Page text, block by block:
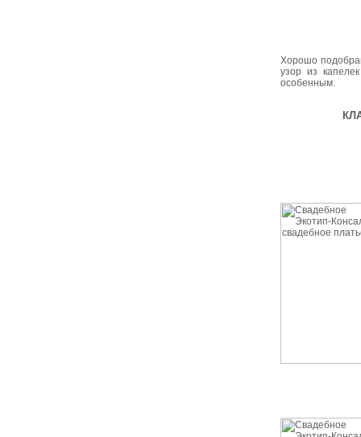
Хорошо
узор из
особенным.